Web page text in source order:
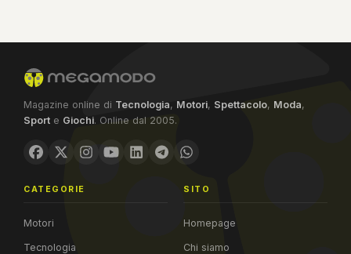
Magazine online di Tecnologia, Motori, Spettacolo, Moda,
Sport e Giochi. Online dal 2005.
CATEGORIE
Motori
Tecnologia
SITO
Homepage
Chi siamo